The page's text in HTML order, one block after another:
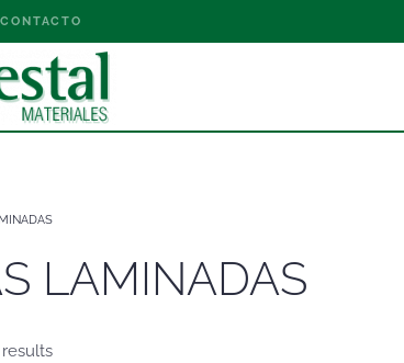
CONTACTO
LAMINADAS